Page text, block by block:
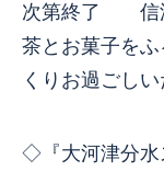
次第終了 信濃
茶とお菓子を
くりお過ごしい
◇『大河津分水